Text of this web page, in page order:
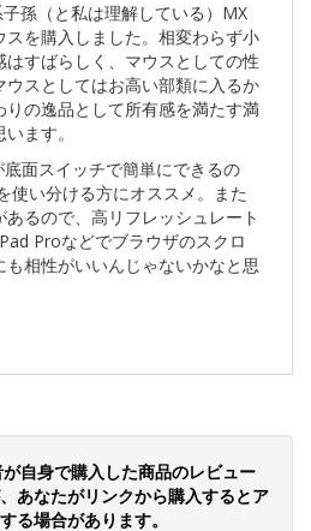
孫（と私は理解している）MX
を購入しました。相変わらず小
すばらしく、マウスとしての性
スとしてはお高い部類に入るか
りの逸品として所有感を満たす満
ます。
面スイッチで簡単にできるの
使い分ける方にオススメ。また
るので、高リフレッシュレート
Proなどでブラウザのスクロ
相性がいいんじゃないかなと思
自身で購入した商品のレビュー
あなたがリンクから購入するとア
る場合があります。